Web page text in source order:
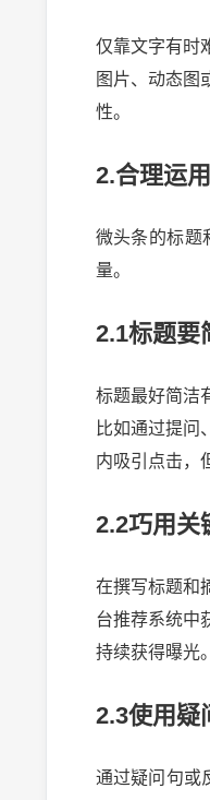
仅靠文字有时
图片、动态图
性。
2.合理运
微头条的标题
量。
2.1标题要
标题最好简洁
比如通过提问
内吸引点击，
2.2巧用关
在撰写标题和
台推荐系统中
持续获得曝光。
2.3使用疑
通过疑问句或